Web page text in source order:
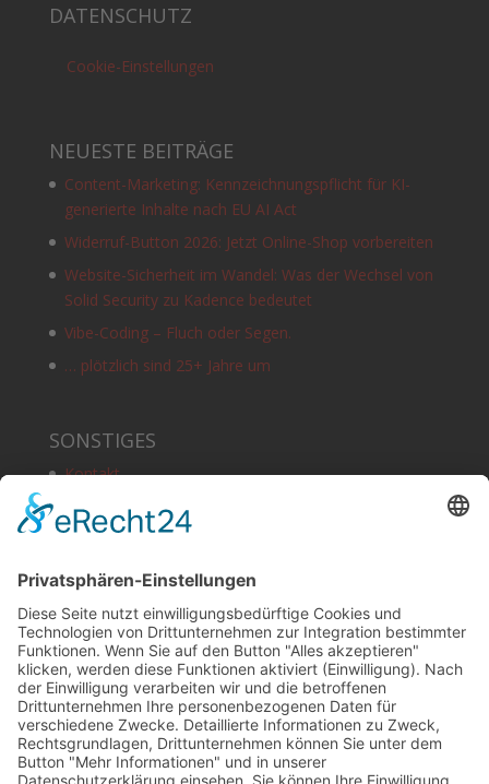
DATENSCHUTZ
Cookie-Einstellungen
NEUESTE BEITRÄGE
Content-Marketing: Kennzeichnungspflicht für KI-
generierte Inhalte nach EU AI Act
Widerruf-Button 2026: Jetzt Online-Shop vorbereiten
Website-Sicherheit im Wandel: Was der Wechsel von
Solid Security zu Kadence bedeutet
Vibe-Coding – Fluch oder Segen.
… plötzlich sind 25+ Jahre um
SONSTIGES
Kontakt
Schlagworte
Impressum
Datenschutz
Copyright
HOSTING